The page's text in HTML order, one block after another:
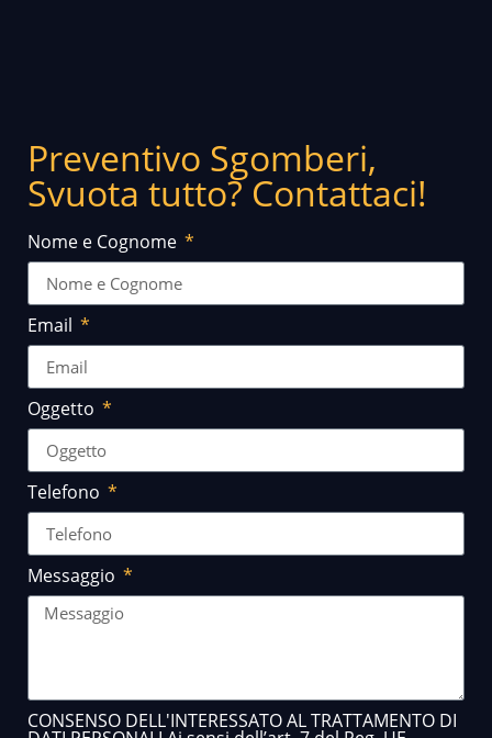
Preventivo Sgomberi,
Svuota tutto? Contattaci!
Nome e Cognome
Email
Oggetto
Telefono
Messaggio
CONSENSO DELL'INTERESSATO AL TRATTAMENTO DI